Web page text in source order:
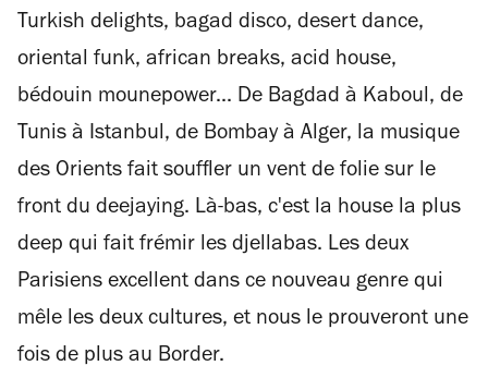
Turkish delights, bagad disco, desert dance,
oriental funk, african breaks, acid house,
bédouin mounepower... De Bagdad à Kaboul, de
Tunis à Istanbul, de Bombay à Alger, la musique
des Orients fait souffler un vent de folie sur le
front du deejaying. Là-bas, c'est la house la plus
deep qui fait frémir les djellabas. Les deux
Parisiens excellent dans ce nouveau genre qui
mêle les deux cultures, et nous le prouveront une
fois de plus au Border.